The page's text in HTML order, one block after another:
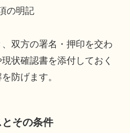
の明記
双方の署名・押印を交わ
状確認書を添付しておく
防げます。
その条件